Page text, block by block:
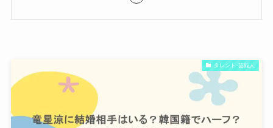
タレント･芸能人